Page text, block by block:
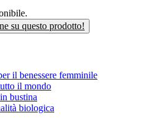
su questo prodotto!
il benessere femminile
il mondo
bustina
biologica